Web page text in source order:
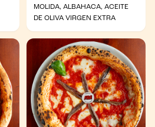
MOLIDA, ALBAHACA, ACEITE
DE OLIVA VIRGEN EXTRA